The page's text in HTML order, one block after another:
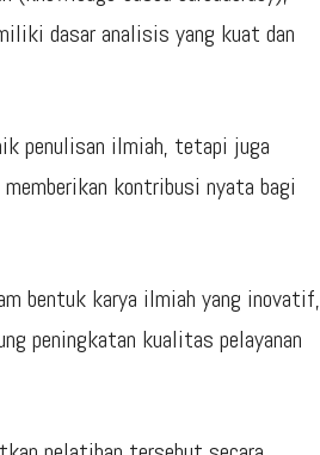
dasar analisis yang kuat dan
penulisan ilmiah, tetapi juga
kontribusi nyata bagi
bentuk karya ilmiah yang inovatif,
peningkatan kualitas pelayanan